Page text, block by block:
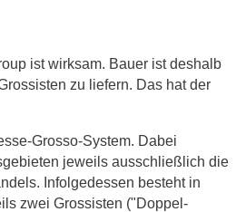
ist wirksam. Bauer ist deshalb
zu liefern. Das hat der
Grosso-System. Dabei
jeweils ausschließlich die
Infolgedessen besteht in
zwei Grossisten ("Doppel-